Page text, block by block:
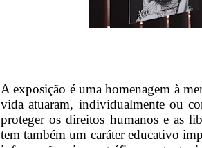
A exposição é uma homenagem à
vida atuaram, individualmente ou
proteger os direitos humanos e as
tem também um caráter educativo